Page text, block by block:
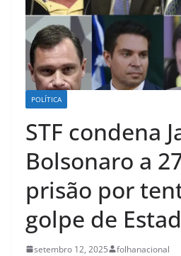
POLÍTICA
STF condena
Bolsonaro a
prisão por
golpe de
setembro 12, 2025 folhanacional